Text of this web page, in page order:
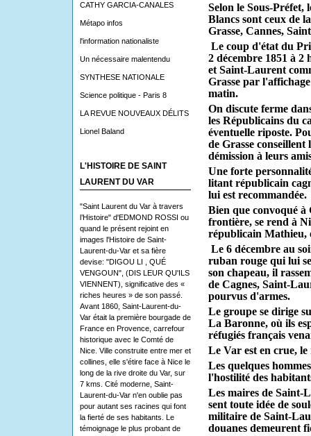
CATHY GARCIA-CANALES
Métapo infos
l'information nationaliste
Un nécessaire malentendu
SYNTHESE NATIONALE
Science politique - Paris 8
LA REVUE NOUVEAUX DÉLITS
Lionel Baland
L'HISTOIRE DE SAINT
LAURENT DU VAR
"Saint Laurent du Var à travers
l’Histoire" d'EDMOND ROSSI ou
quand le présent rejoint en
images l'Histoire de Saint-
Laurent-du-Var et sa fière
devise: "DIGOU LI , QUÉ
VENGOUN", (DIS LEUR QU'ILS
VIENNENT), significative des «
riches heures » de son passé.
Avant 1860, Saint-Laurent-du-
Var était la première bourgade de
France en Provence, carrefour
historique avec le Comté de
Nice. Ville construite entre mer et
collines, elle s'étire face à Nice le
long de la rive droite du Var, sur
7 kms. Cité moderne, Saint-
Laurent-du-Var n'en oublie pas
pour autant ses racines qui font
la fierté de ses habitants. Le
témoignage le plus probant de
Selon le Sous-Préfet,
Blancs sont ceux de
Grasse, Cannes,
Le coup d'état du
2 décembre 1851 à 2
et Saint-Laurent
Grasse par
matin.
On discute ferme
les Républicains du
éventuelle riposte.
de Grasse
démission à leurs
Une forte
litant républicain
lui est recommandée.
Bien que convoqué à
frontière, se rend à
républi­cain Mathieu,
Le 6 décembre au
ruban rouge qui lui
son chapeau, il
de Cagnes, Saint-
pourvus d'armes.
Le groupe se dirige
La Baronne, où ils
réfugiés français
Le Var est en crue,
Les quelques
l'hostilité des
Les maires de Saint-
sent toute idée de
militaire de Saint-
douanes demeurent